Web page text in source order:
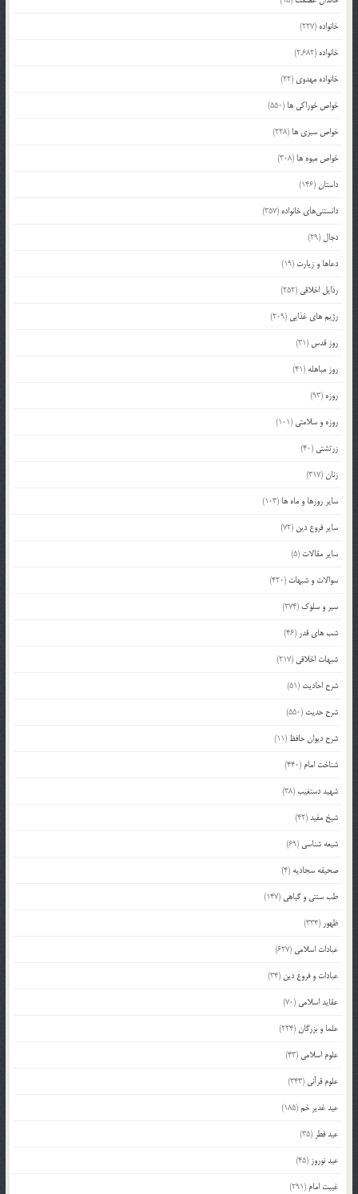
خانواده (227)
خانواده (2,682)
خانواده مهدوی (22)
خواص خوراکی ها (550)
خواص سبزی ها (228)
خواص میوه ها (308)
داستان(146)
دانستنی‌های خانواده (357)
دجال (29)
دعاها و زیارت (19)
رذایل اخلاقی (252)
رژیم های غذایی (209)
روز قدس (31)
روز مباهله (41)
روزه (93)
روزه و سلامتی (101)
زرتشتی (40)
زنان(317)
سایر روزها و ماه ها (103)
سایر فروع دین (72)
سایر مقالات (5)
سوالات و شبهات (420)
سیر و سلوک (274)
شب های قدر (46)
شبهات اخلاقی (217)
شرح احادیث (51)
شرح حدیث (550)
شرح دیوان حافظ (11)
شناخت امام (440)
شهید دستغیب(38)
شیخ مفید(42)
شیعه شناسی (69)
صحیفه سجادیه (4)
طب سنتی و گیاهی (147)
ظهور (334)
عبادات اسلامی (627)
عبادات و فروع دین (34)
عقاید اسلامی (70)
علما و بزرگان(224)
علوم اسلامی (43)
علوم قرآنی (343)
عید غدیر خم(185)
عید فطر (35)
عید نوروز (45)
غیبت امام (291)